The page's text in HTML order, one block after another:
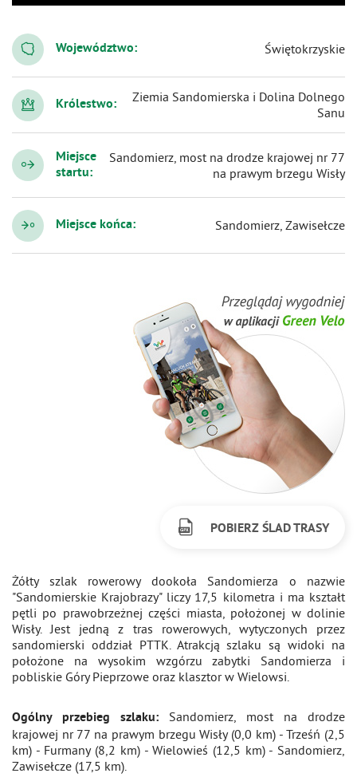
Województwo: Świętokrzyskie
Królestwo:
Ziemia Sandomierska i Dolina Dolnego
Sanu
Miejsce
startu:
Sandomierz, most na drodze krajowej nr 77
na prawym brzegu Wisły
Miejsce końca: Sandomierz, Zawisełcze
POBIERZ ŚLAD TRASY
Żółty szlak rowerowy dookoła Sandomierza o nazwie
"Sandomierskie Krajobrazy" liczy 17,5 kilometra i ma kształt
pętli po prawobrzeżnej części miasta, położonej w dolinie
Wisły. Jest jedną z tras rowerowych, wytyczonych przez
sandomierski oddział PTTK. Atrakcją szlaku są widoki na
położone na wysokim wzgórzu zabytki Sandomierza i
pobliskie Góry Pieprzowe oraz klasztor w Wielowsi.
Ogólny przebieg szlaku: Sandomierz, most na drodze
krajowej nr 77 na prawym brzegu Wisły (0,0 km) - Trześń (2,5
km) - Furmany (8,2 km) - Wielowieś (12,5 km) - Sandomierz,
Zawisełcze (17,5 km).